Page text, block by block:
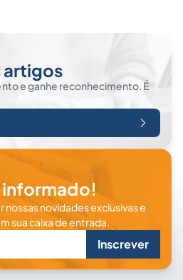
artigos
e ganhe reconhecimento. É
informado!
novidades exclusivas e
sua caixa de entrada.
Inscrever